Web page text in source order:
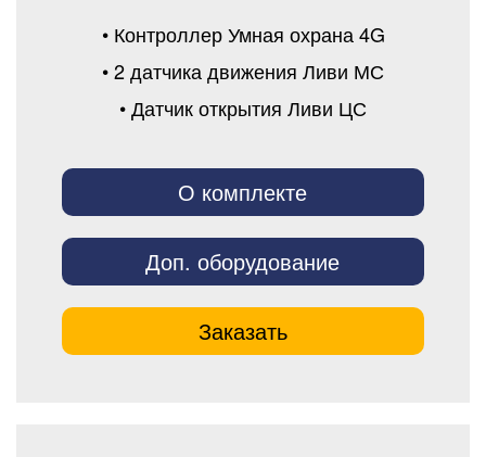
• Контроллер Умная охрана 4G
• 2 датчика движения Ливи МС
• Датчик открытия Ливи ЦС
О комплекте
Доп. оборудование
Заказать